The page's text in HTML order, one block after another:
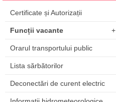
Certificate și Autorizații
Funcții vacante +
Orarul transportului public
Lista sărbătorilor
Deconectări de curent electric